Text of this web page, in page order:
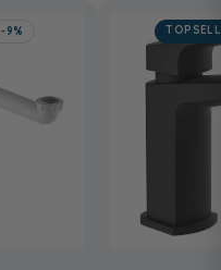
-9%